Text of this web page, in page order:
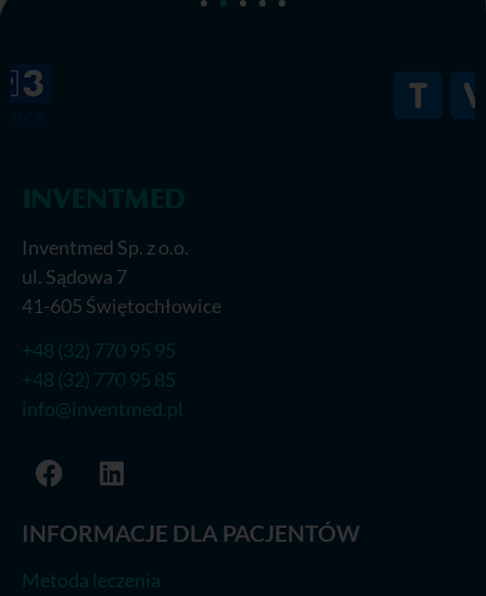
Inventmed Sp. z o.o.
ul. Sądowa 7
41-605 Świętochłowice
+48 (32) 770 95 95
+48 (32) 770 95 85
info@inventmed.pl
INFORMACJE DLA PACJENTÓW
Metoda leczenia